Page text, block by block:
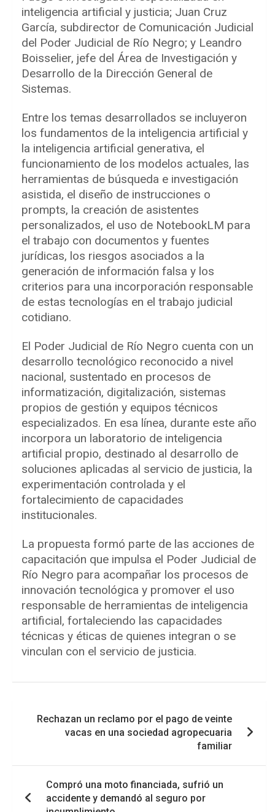
inteligencia artificial y justicia; Juan Cruz
García, subdirector de Comunicación Judicial
del Poder Judicial de Río Negro; y Leandro
Boisselier, jefe del Área de Investigación y
Desarrollo de la Dirección General de
Sistemas.
Entre los temas desarrollados se incluyeron
los fundamentos de la inteligencia artificial y
la inteligencia artificial generativa, el
funcionamiento de los modelos actuales, las
herramientas de búsqueda e investigación
asistida, el diseño de instrucciones o
prompts, la creación de asistentes
personalizados, el uso de NotebookLM para
el trabajo con documentos y fuentes
jurídicas, los riesgos asociados a la
generación de información falsa y los
criterios para una incorporación responsable
de estas tecnologías en el trabajo judicial
cotidiano.
El Poder Judicial de Río Negro cuenta con un
desarrollo tecnológico reconocido a nivel
nacional, sustentado en procesos de
informatización, digitalización, sistemas
propios de gestión y equipos técnicos
especializados. En esa línea, durante este año
incorpora un laboratorio de inteligencia
artificial propio, destinado al desarrollo de
soluciones aplicadas al servicio de justicia, la
experimentación controlada y el
fortalecimiento de capacidades
institucionales.
La propuesta formó parte de las acciones de
capacitación que impulsa el Poder Judicial de
Río Negro para acompañar los procesos de
innovación tecnológica y promover el uso
responsable de herramientas de inteligencia
artificial, fortaleciendo las capacidades
técnicas y éticas de quienes integran o se
vinculan con el servicio de justicia.
entradas
Rechazan un reclamo por el pago de veinte
vacas en una sociedad agropecuaria
familiar
Compró una moto financiada, sufrió un
accidente y demandó al seguro por